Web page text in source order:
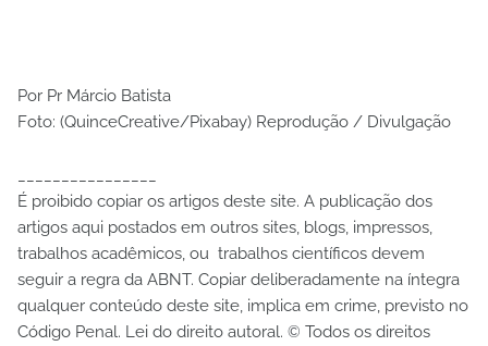
Por Pr Márcio Batista
Foto: (QuinceCreative/Pixabay) Reprodução / Divulgação
É proibido copiar os artigos deste site. A publicação dos
artigos aqui postados em outros sites, blogs, impressos,
trabalhos acadêmicos, ou trabalhos científicos devem
seguir a regra da ABNT. Copiar deliberadamente na íntegra
qualquer conteúdo deste site, implica em crime, previsto no
Código Penal. Lei do direito autoral. © Todos os direitos